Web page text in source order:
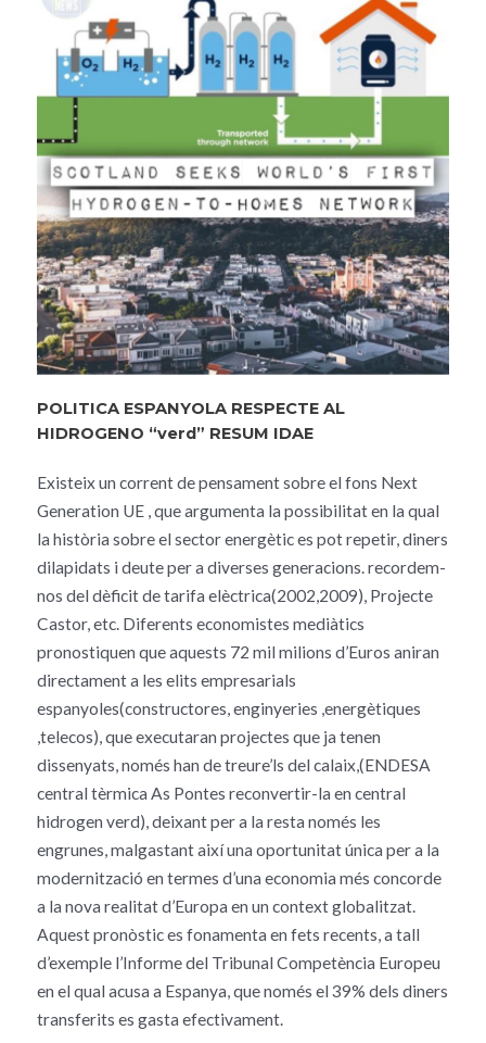
POLITICA ESPANYOLA RESPECTE AL
HIDROGENO “verd” RESUM IDAE
Existeix un corrent de pensament sobre el fons Next
Generation UE , que argumenta la possibilitat en la qual
la història sobre el sector energètic es pot repetir, diners
dilapidats i deute per a diverses generacions. recordem-
nos del dèficit de tarifa elèctrica(2002,2009), Projecte
Castor, etc. Diferents economistes mediàtics
pronostiquen que aquests 72 mil milions d’Euros aniran
directament a les elits empresarials
espanyoles(constructores, enginyeries ,energètiques
,telecos), que executaran projectes que ja tenen
dissenyats, només han de treure’ls del calaix,(ENDESA
central tèrmica As Pontes reconvertir-la en central
hidrogen verd), deixant per a la resta només les
engrunes, malgastant així una oportunitat única per a la
modernització en termes d’una economia més concorde
a la nova realitat d’Europa en un context globalitzat.
Aquest pronòstic es fonamenta en fets recents, a tall
d’exemple l’Informe del Tribunal Competència Europeu
en el qual acusa a Espanya, que només el 39% dels diners
transferits es gasta efectivament.